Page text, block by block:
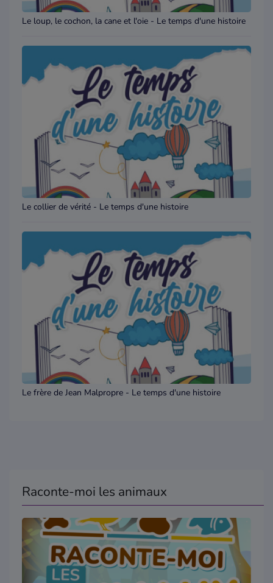
Le loup, le cochon, la cane et l'oie - Le temps d'une histoire
Le collier de vérité - Le temps d'une histoire
Le frère de Jean Malpropre - Le temps d'une histoire
Raconte-moi les animaux